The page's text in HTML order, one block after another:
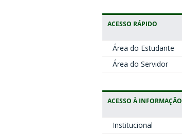
ACESSO RÁPIDO
Área do Estudante
Área do Servidor
ACESSO À INFORMAÇÃO
Institucional